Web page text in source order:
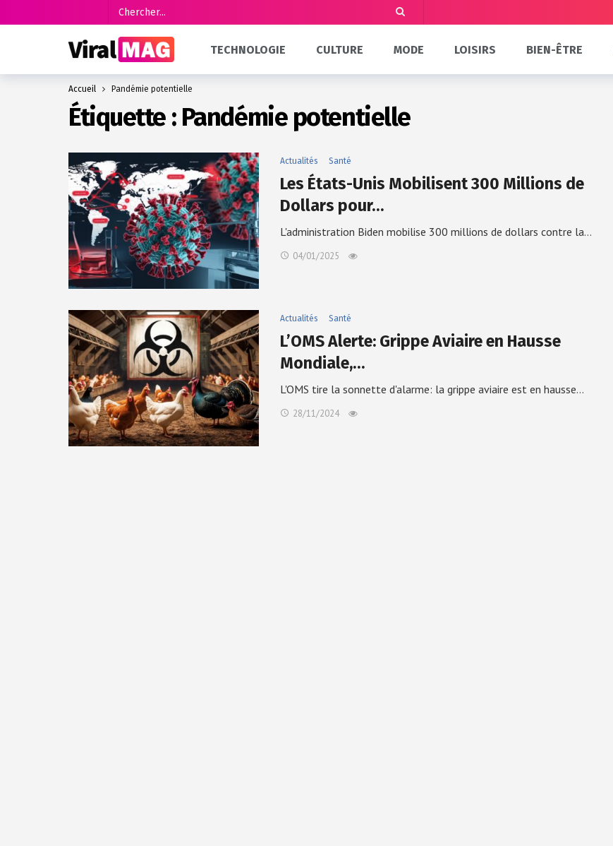
TECHNOLOGIE CULTURE MODE LOISIRS BIEN-ÊTRE
Accueil Pandémie potentielle
Étiquette : Pandémie potentielle
Actualités Santé
Les États-Unis Mobilisent 300 Millions de
Dollars pour…
L'administration Biden mobilise 300 millions de dollars contre la…
04/01/2025
Actualités Santé
L’OMS Alerte: Grippe Aviaire en Hausse
Mondiale,…
L'OMS tire la sonnette d'alarme: la grippe aviaire est en hausse…
28/11/2024